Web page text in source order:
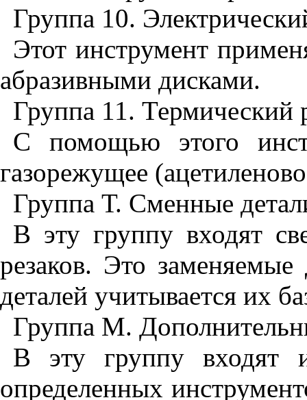
Группа 10.
Этот инструмент
абразивными дисками.
Группа 11.
С помощью этого
газорежущее
Группа Т. Сменные
В эту группу входят
резаков. Это
деталей учитывается их
Группа М.
В эту группу входят
определенных